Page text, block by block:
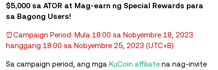
$5,000 sa ATOR at Mag-earn ng Special Rewards para
sa Bagong Users!
⏰Campaign Period: Mula 18:00 sa Nobyembre 18, 2023
hanggang 18:00 sa Nobyembre 25, 2023 (UTC+8)
Sa campaign period, ang mga KuCoin affiliate na nag-invite